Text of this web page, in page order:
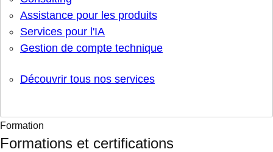
Assistance pour les produits
Services pour l'IA
Gestion de compte technique
Découvrir tous nos services
Formation
Formations et certifications